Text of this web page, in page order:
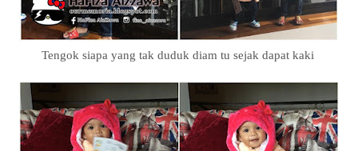
Tengok siapa yang tak duduk diam tu sejak dapat kaki